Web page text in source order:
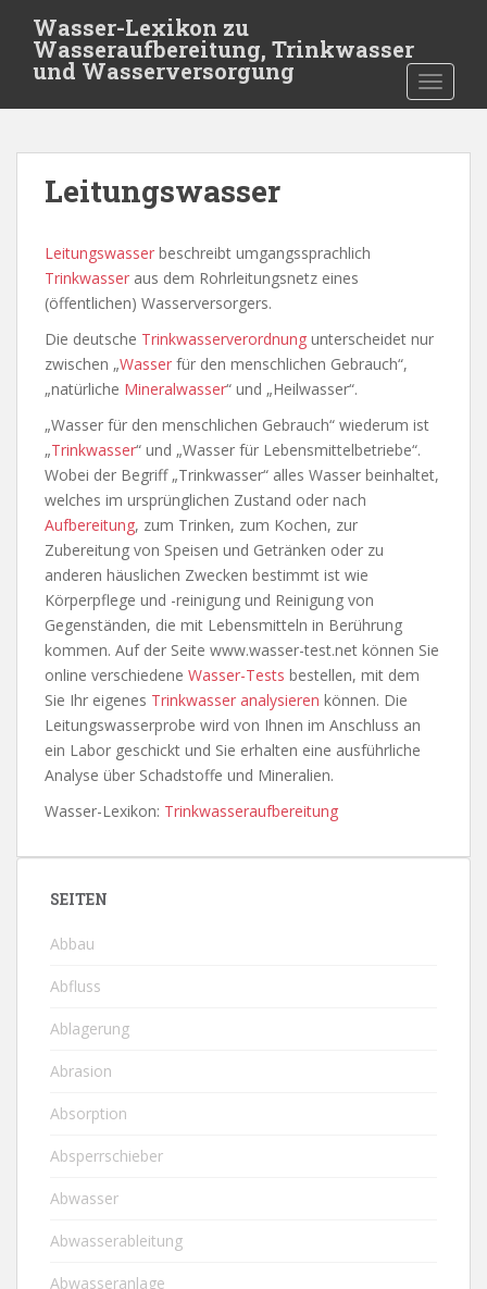
t
Wasser-Lexikon zu
Wasseraufbereitung, Trinkwasser
und Wasserversorgung
Leitungswasser
Leitungswasser beschreibt umgangssprachlich
Trinkwasser aus dem Rohrleitungsnetz eines
(öffentlichen) Wasserversorgers.
Die deutsche Trinkwasserverordnung unterscheidet nur
zwischen „Wasser für den menschlichen Gebrauch“,
„natürliche Mineralwasser“ und „Heilwasser“.
„Wasser für den menschlichen Gebrauch“ wiederum ist
„Trinkwasser“ und „Wasser für Lebensmittelbetriebe“.
Wobei der Begriff „Trinkwasser“ alles Wasser beinhaltet,
welches im ursprünglichen Zustand oder nach
Aufbereitung, zum Trinken, zum Kochen, zur
Zubereitung von Speisen und Getränken oder zu
anderen häuslichen Zwecken bestimmt ist wie
Körperpflege und -reinigung und Reinigung von
Gegenständen, die mit Lebensmitteln in Berührung
kommen. Auf der Seite www.wasser-test.net können Sie
online verschiedene Wasser-Tests bestellen, mit dem
Sie Ihr eigenes Trinkwasser analysieren können. Die
Leitungswasserprobe wird von Ihnen im Anschluss an
ein Labor geschickt und Sie erhalten eine ausführliche
Analyse über Schadstoffe und Mineralien.
Wasser-Lexikon: Trinkwasseraufbereitung
SEITEN
Abbau
Abfluss
Ablagerung
Abrasion
Absorption
Absperrschieber
Abwasser
Abwasserableitung
Abwasseranlage